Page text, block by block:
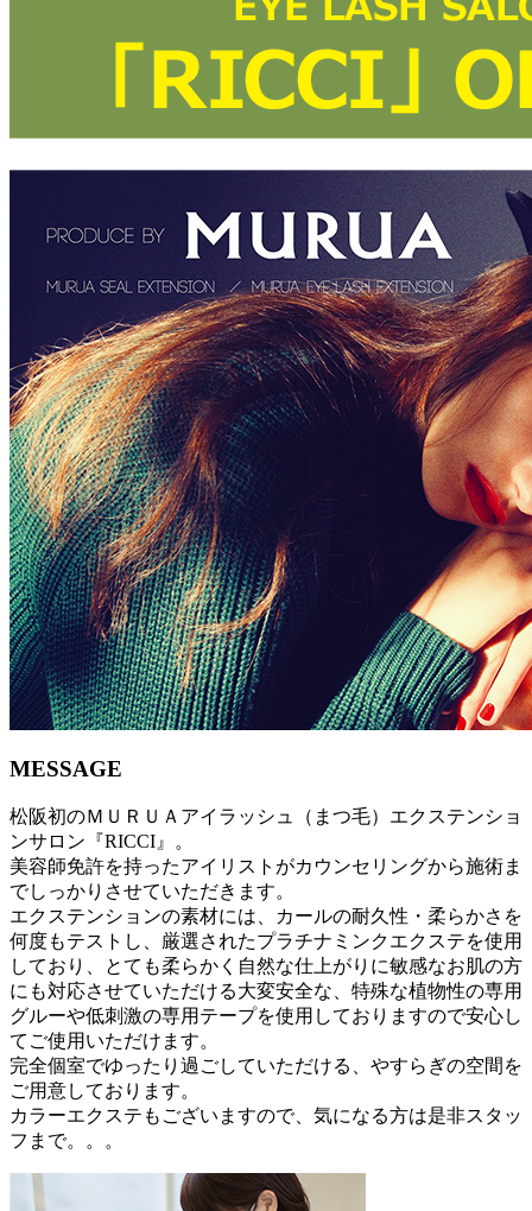
MESSAGE
松阪初のＭＵＲＵＡアイラッシュ（まつ毛）エクステンショ
ンサロン『RICCI』。
美容師免許を持ったアイリストがカウンセリングから施術ま
でしっかりさせていただきます。
エクステンションの素材には、カールの耐久性・柔らかさを
何度もテストし、厳選されたプラチナミンクエクステを使用
しており、とても柔らかく自然な仕上がりに敏感なお肌の方
にも対応させていただける大変安全な、特殊な植物性の専用
グルーや低刺激の専用テープを使用しておりますので安心し
てご使用いただけます。
完全個室でゆったり過ごしていただける、やすらぎの空間を
ご用意しております。
カラーエクステもございますので、気になる方は是非スタッ
フまで。。。